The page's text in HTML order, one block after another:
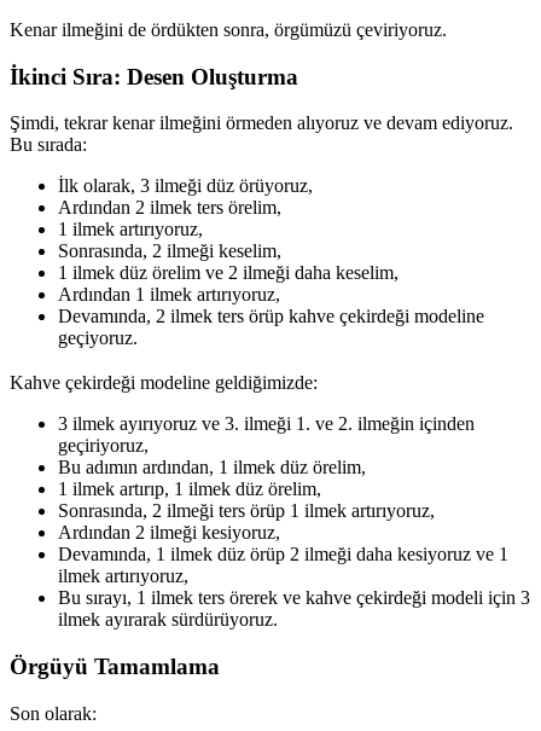
Kenar ilmeğini de ördükten sonra, örgümüzü çeviriyoruz.
İkinci Sıra: Desen Oluşturma
Şimdi, tekrar kenar ilmeğini örmeden alıyoruz ve devam ediyoruz.
Bu sırada:
İlk olarak, 3 ilmeği düz örüyoruz,
Ardından 2 ilmek ters örelim,
1 ilmek artırıyoruz,
Sonrasında, 2 ilmeği keselim,
1 ilmek düz örelim ve 2 ilmeği daha keselim,
Ardından 1 ilmek artırıyoruz,
Devamında, 2 ilmek ters örüp kahve çekirdeği modeline
geçiyoruz.
Kahve çekirdeği modeline geldiğimizde:
3 ilmek ayırıyoruz ve 3. ilmeği 1. ve 2. ilmeğin içinden
geçiriyoruz,
Bu adımın ardından, 1 ilmek düz örelim,
1 ilmek artırıp, 1 ilmek düz örelim,
Sonrasında, 2 ilmeği ters örüp 1 ilmek artırıyoruz,
Ardından 2 ilmeği kesiyoruz,
Devamında, 1 ilmek düz örüp 2 ilmeği daha kesiyoruz ve 1
ilmek artırıyoruz,
Bu sırayı, 1 ilmek ters örerek ve kahve çekirdeği modeli için 3
ilmek ayırarak sürdürüyoruz.
Örgüyü Tamamlama
Son olarak: